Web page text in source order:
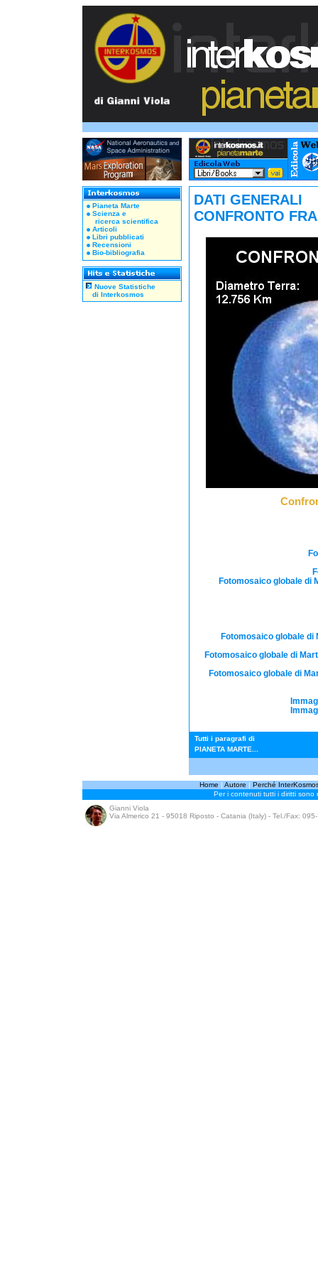
Pianeta Marte
Scienza e
ricerca scientifica
Articoli
Libri pubblicati
Recensioni
Bio-bibliografia
Nuove Statistiche
di Interkosmos
DATI GENERALI
CONFRONTO
Fotomosaico globale di
Fotomosaico globale di
Fotomosaico globale di
Fotomosaico globale di
Tutti i paragrafi di
PIANETA MARTE...
Home | Autore | Perché
Per i contenuti tutti i diritti sono
Gianni Viola
Via Almerico 21 - 95018 Riposto - Catania (Italy) - Tel./Fax: